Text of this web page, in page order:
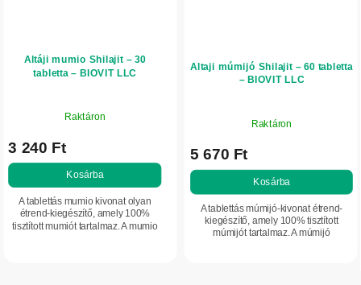
Altáji mumio Shilajit – 30
tabletta – BIOVIT LLC
Raktáron
3 240 Ft
Kosárba
A tablettás mumio kivonat olyan
étrend-kiegészítő, amely 100%
tisztított mumiót tartalmaz. A mumio
Altaji múmijó Shilajit – 60 tabletta
– BIOVIT LLC
Raktáron
5 670 Ft
Kosárba
A tablettás múmijó-kivonat étrend-
kiegészítő, amely 100% tisztított
múmijót tartalmaz. A múmijó